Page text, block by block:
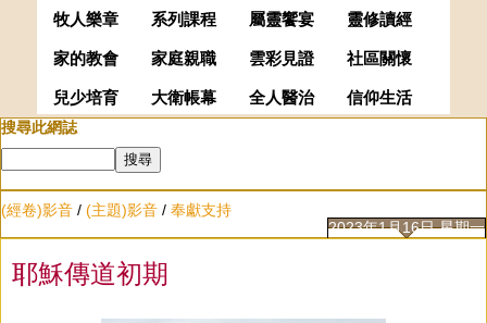
牧人樂章 系列課程 屬靈饗宴 靈修讀經
家的教會 家庭親職 雲彩見證 社區關懷
兒少培育 大衛帳幕 全人醫治
信仰生活
搜尋此網誌
(經卷)影音 / (主題)影音 / 奉獻支持
2023年1月16日 星期一
耶穌傳道初期